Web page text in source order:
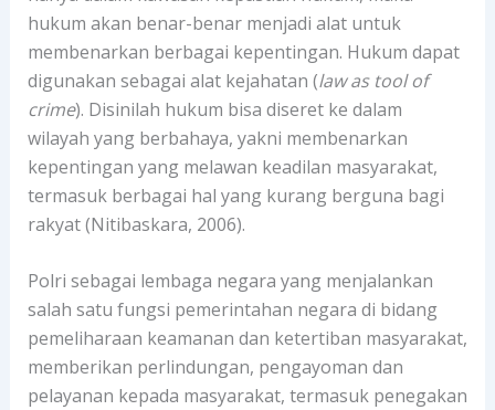
hukum akan benar-benar menjadi alat untuk
membenarkan berbagai kepentingan. Hukum dapat
digunakan sebagai alat kejahatan (law as tool of
crime). Disinilah hukum bisa diseret ke dalam
wilayah yang berbahaya, yakni membenarkan
kepentingan yang melawan keadilan masyarakat,
termasuk berbagai hal yang kurang berguna bagi
rakyat (Nitibaskara, 2006).
Polri sebagai lembaga negara yang menjalankan
salah satu fungsi pemerintahan negara di bidang
pemeliharaan keamanan dan ketertiban masyarakat,
memberikan perlindungan, pengayoman dan
pelayanan kepada masyarakat, termasuk penegakan